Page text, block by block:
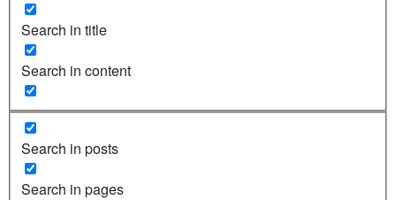
Search in title
Search in content
Search in posts
Search in pages